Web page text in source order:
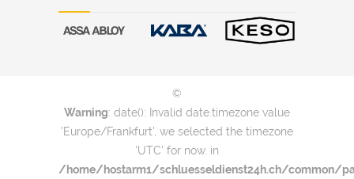
©
Warning: date(): Invalid date.timezone value
'Europe/Frankfurt', we selected the timezone
'UTC' for now. in
/home/hostarm1/schluesseldienst24h.ch/common/